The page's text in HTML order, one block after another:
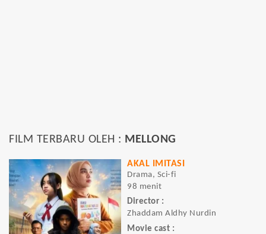
FILM TERBARU OLEH : MELLONG
AKAL IMITASI
Drama, Sci-fi
98 menit
Director :
Zhaddam Aldhy Nurdin
Movie cast :